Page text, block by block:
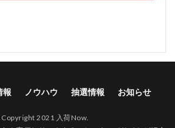
報 ノウハウ 抽選情報 お知らせ
2021 入荷Now.